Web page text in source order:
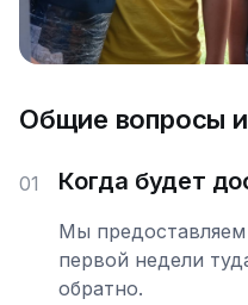
Общие вопросы
01 Когда будет
Мы предоставляем
первой недели
обратно.